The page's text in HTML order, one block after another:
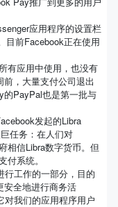
应用程序的设置栏
目前Facebook正在使用
有应用中使用，也没有
，大量支付公司退出
的PayPal也是第一批与
发起的Libra
任务：在人们对
相信Libra数字货币。但
系统。
行工作的一部分，目的
安全地进行商务活
对我们的应用程序用户